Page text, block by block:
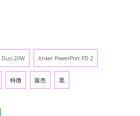
Duo 20W Anker PowerPort PD 2
特徴 販売 黒